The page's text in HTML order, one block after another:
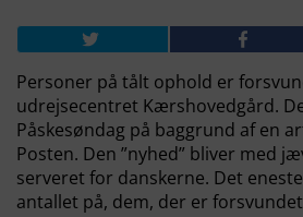
Personer på tålt ophold er
udrejsecentret Kærshovedgård.
Påskesøndag på baggrund af en
Posten. Den ”nyhed” bliver med
serveret for danskerne. Det
antallet på, dem, der er